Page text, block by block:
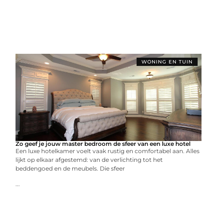
WONING EN TUIN
Zo geef je jouw master bedroom de sfeer van een luxe hotel
Een luxe hotelkamer voelt vaak rustig en comfortabel aan. Alles
lijkt op elkaar afgestemd: van de verlichting tot het
beddengoed en de meubels. Die sfeer
...